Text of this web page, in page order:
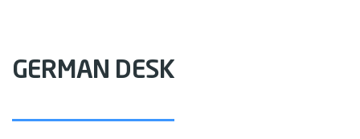
GERMAN DESK